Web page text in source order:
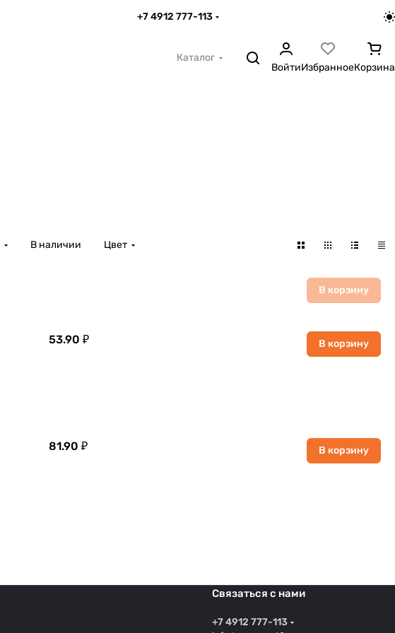
+7 4912 777-113
Каталог
ВойтиИзбранноеКорзина
В наличии Цвет
В корзину
53.90 ₽ В корзину
81.90 ₽ В корзину
Связаться с нами
+7 4912 777-113